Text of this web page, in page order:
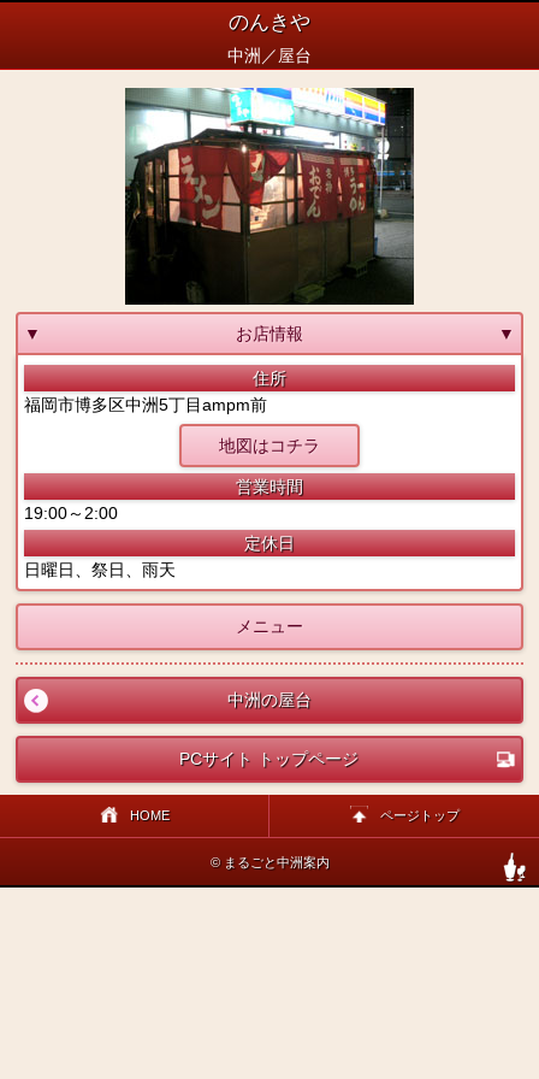
のんきや
中洲／屋台
▼ お店情報 ▼
住所
福岡市博多区中洲5丁目ampm前
地図はコチラ
営業時間
19:00～2:00
定休日
日曜日、祭日、雨天
メニュー
中洲の屋台
PCサイト トップページ
HOME ページトップ
© まるごと中洲案内